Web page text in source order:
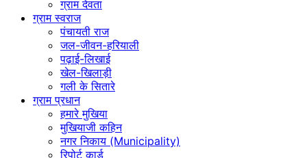
ग्राम देवता
ग्राम स्वराज
पंचायती राज
जल-जीवन-हरियाली
पढ़ाई-लिखाई
खेल-खिलाड़ी
गली के सितारे
ग्राम प्रधान
हमारे मुखिया
मुखियाजी कहिन
नगर निकाय (Municipality)
रिपोर्ट कार्ड